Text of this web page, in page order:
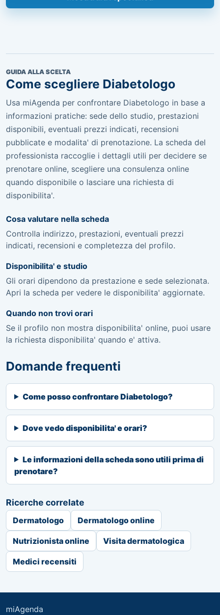
GUIDA ALLA SCELTA
Come scegliere Diabetologo
Usa miAgenda per confrontare Diabetologo in base a
informazioni pratiche: sede dello studio, prestazioni
disponibili, eventuali prezzi indicati, recensioni
pubblicate e modalita' di prenotazione. La scheda del
professionista raccoglie i dettagli utili per decidere se
prenotare online, scegliere una consulenza online
quando disponibile o lasciare una richiesta di
disponibilita'.
Cosa valutare nella scheda
Controlla indirizzo, prestazioni, eventuali prezzi
indicati, recensioni e completezza del profilo.
Disponibilita' e studio
Gli orari dipendono da prestazione e sede selezionata.
Apri la scheda per vedere le disponibilita' aggiornate.
Quando non trovi orari
Se il profilo non mostra disponibilita' online, puoi usare
la richiesta disponibilita' quando e' attiva.
Domande frequenti
Come posso confrontare Diabetologo?
Dove vedo disponibilita' e orari?
Le informazioni della scheda sono utili prima di
prenotare?
Ricerche correlate
Dermatologo Dermatologo online
Nutrizionista online Visita dermatologica
Medici recensiti
miAgenda